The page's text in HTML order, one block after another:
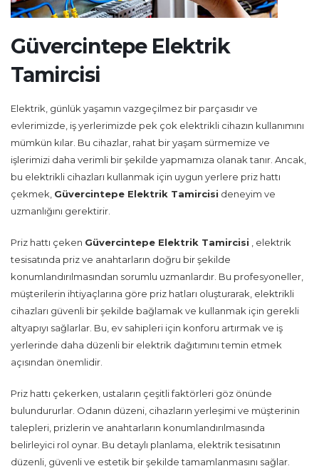
Güvercintepe Elektrik
Tamircisi
Elektrik, günlük yaşamın vazgeçilmez bir parçasıdır ve
evlerimizde, iş yerlerimizde pek çok elektrikli cihazın kullanımını
mümkün kılar. Bu cihazlar, rahat bir yaşam sürmemize ve
işlerimizi daha verimli bir şekilde yapmamıza olanak tanır. Ancak,
bu elektrikli cihazları kullanmak için uygun yerlere priz hattı
çekmek, Güvercintepe Elektrik Tamircisi deneyim ve
uzmanlığını gerektirir.
Priz hattı çeken Güvercintepe Elektrik Tamircisi , elektrik
tesisatında priz ve anahtarların doğru bir şekilde
konumlandırılmasından sorumlu uzmanlardır. Bu profesyoneller,
müşterilerin ihtiyaçlarına göre priz hatları oluşturarak, elektrikli
cihazları güvenli bir şekilde bağlamak ve kullanmak için gerekli
altyapıyı sağlarlar. Bu, ev sahipleri için konforu artırmak ve iş
yerlerinde daha düzenli bir elektrik dağıtımını temin etmek
açısından önemlidir.
Priz hattı çekerken, ustaların çeşitli faktörleri göz önünde
bulundururlar. Odanın düzeni, cihazların yerleşimi ve müşterinin
talepleri, prizlerin ve anahtarların konumlandırılmasında
belirleyici rol oynar. Bu detaylı planlama, elektrik tesisatının
düzenli, güvenli ve estetik bir şekilde tamamlanmasını sağlar.